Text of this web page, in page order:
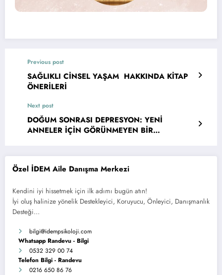
Özel İDEM Aile Danışma Merkezi
Kendini iyi hissetmek için ilk adımı bugün atın!
İyi oluş halinize yönelik Destekleyici, Koruyucu, Önleyici, Danışmanlık
Desteği…
bilgi@idempsikoloji.com
Whatsapp Randevu - Bilgi
0532 329 00 74
Telefon Bilgi - Randevu
0216 650 86 76
Previous post
SAĞLIKLI CİNSEL YAŞAM HAKKINDA KİTAP
ÖNERİLERİ
Next post
DOĞUM SONRASI DEPRESYON: YENİ
ANNELER İÇİN GÖRÜNMEYEN BİR